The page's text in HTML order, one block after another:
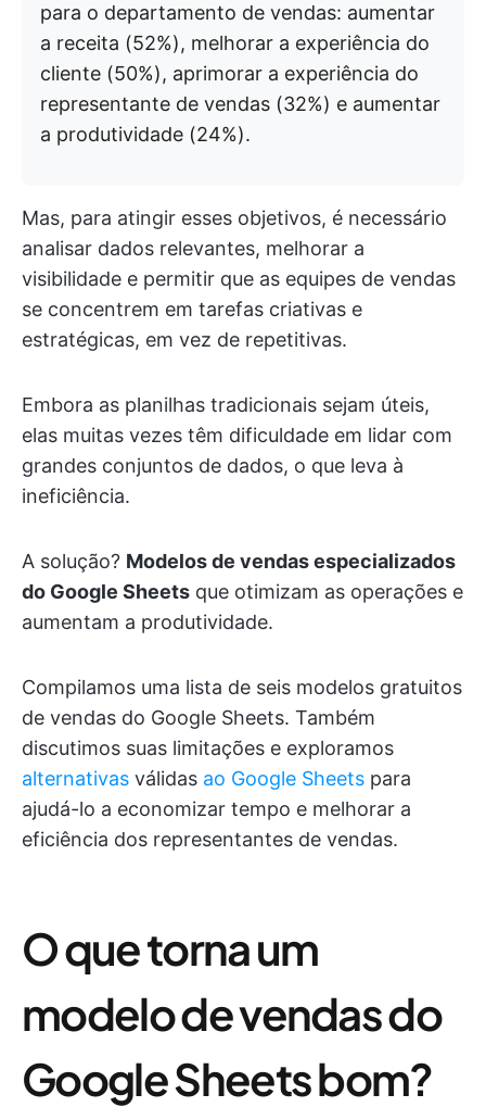
para o departamento de vendas: aumentar
a receita (52%), melhorar a experiência do
cliente (50%), aprimorar a experiência do
representante de vendas (32%) e aumentar
a produtividade (24%).
Mas, para atingir esses objetivos, é necessário
analisar dados relevantes, melhorar a
visibilidade e permitir que as equipes de vendas
se concentrem em tarefas criativas e
estratégicas, em vez de repetitivas.
Embora as planilhas tradicionais sejam úteis,
elas muitas vezes têm dificuldade em lidar com
grandes conjuntos de dados, o que leva à
ineficiência.
A solução? Modelos de vendas especializados
do Google Sheets que otimizam as operações e
aumentam a produtividade.
Compilamos uma lista de seis modelos gratuitos
de vendas do Google Sheets. Também
discutimos suas limitações e exploramos
alternativas válidas ao Google Sheets para
ajudá-lo a economizar tempo e melhorar a
eficiência dos representantes de vendas.
O que torna um
modelo de vendas do
Google Sheets bom?